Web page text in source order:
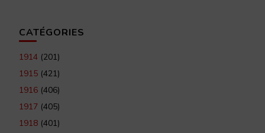
CATÉGORIES
1914 (201)
1915 (421)
1916 (406)
1917 (405)
1918 (401)